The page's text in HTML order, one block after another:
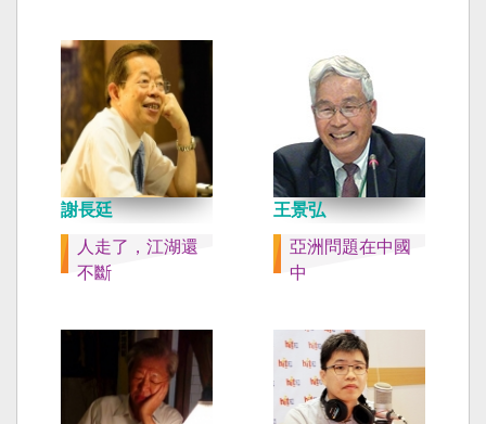
謝長廷
人走了，江湖還
不斷
王景弘
亞洲問題在中國
中